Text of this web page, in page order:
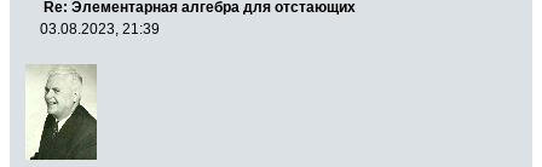
Re: Элементарная алгебра для отстающих
03.08.2023, 21:39